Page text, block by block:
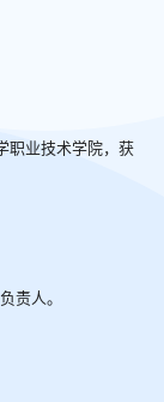
职业技术学院，获
责人。